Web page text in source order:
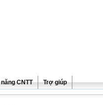
CNTT Trợ giúp